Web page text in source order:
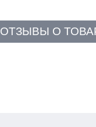
ОТЗЫВЫ О